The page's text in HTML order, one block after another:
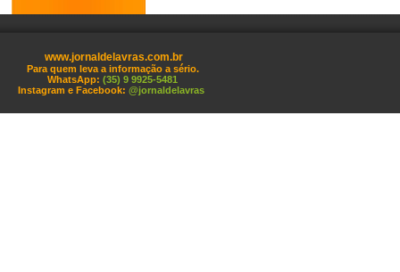
www.jornaldelavras.com.br
Para quem leva a informação a sério.
WhatsApp: (35) 9 9925-5481
Instagram e Facebook: @jornaldelavras